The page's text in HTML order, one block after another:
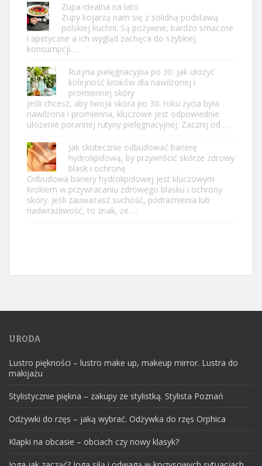
Zupa idealna na lato
Zupy kojarzą nam się z solidną podstawą
polskiej kuchni. Są pożywne, bardzo smaczne
i apetyczne a ich wygląd zachęca do szybkiej
konsumpcji. …
Rutyna pielęgnacyjna po 30: jak ułożyć
kolejność kroków dla nawilżonej i
promiennej skóry
Jeśli chcesz, aby twoja skóra po 30. roku życia była
nawilżona i promienna, kluczowe jest odpowiednie
ułożenie porannej rutyny pielęgnacyjnej. Zacznij od …
Jak skutecznie odbudować barierę
hydrolipidową, by przywrócić skórze zdrowy
blask i ochronę
Odbudowa bariery hydrolipidowej jest kluczowym
krokiem w przywracaniu zdrowego blasku i ochrony
skóry. Jeśli zauważasz suchość, podrażnienia lub
nadwrażliwość, to znak, że …
URODA
Lustro piękności – lustro make up, makeup mirror. Lustra do
makijażu
Stylistycznie piękna – zakupy ze stylistką. Stylista Poznań
Odżywki do rzęs – jaką wybrać. Odżywka do rzęs Orphica
Klapki na obcasie – obciach czy nowy klasyk?